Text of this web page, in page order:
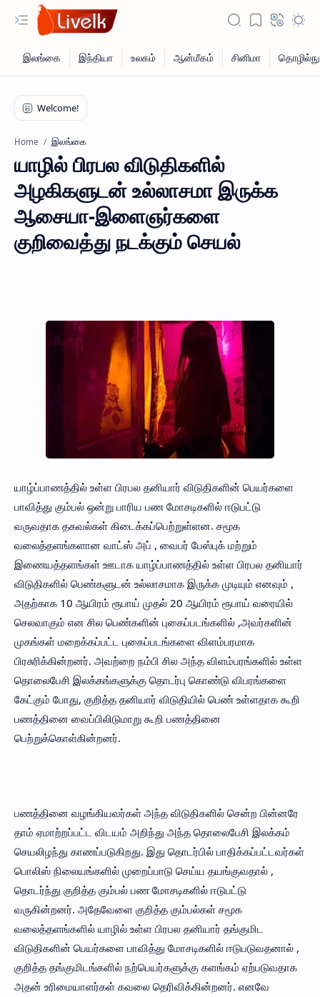
Home இலங்கை
யாழில் பிரபல விடுதிகளில்
அழகிகளுடன் உல்லாசமா இருக்க
ஆசையா-இளைஞர்களை
குறிவைத்து நடக்கும் செயல்
யாழ்ப்பாணத்தில் உள்ள பிரபல தனியார் விடுதிகளின் பெயர்களை
பாவித்து கும்பல் ஒன்று பாரிய பண மோசடிகளில் ஈடுபட்டு
வருவதாக தகவல்கள் கிடைக்கப்பெற்றுள்ளன. சமூக
வலைத்தளங்களான வாட்ஸ் அப் , வைபர் பேஸ்புக் மற்றும்
இணையத்தளங்கள் ஊடாக யாழ்ப்பாணத்தில் உள்ள பிரபல தனியார்
விடுதிகளில் பெண்களுடன் உல்லாசமாக இருக்க முடியும் எனவும் ,
அதற்காக 10 ஆயிரம் ரூபாய் முதல் 20 ஆயிரம் ரூபாய் வரையில்
செலவாகும் என சில பெண்களின் புகைப்படங்களில் ,அவர்களின்
முகங்கள் மறைக்கப்பட்ட புகைப்படங்களை விளம்பரமாக
பிரசுரிக்கின்றனர். அவற்றை நம்பி சில அந்த விளம்பரங்களில் உள்ள
தொலைபேசி இலக்கங்களுக்கு தொடர்பு கொண்டு விபரங்களை
கேட்கும் போது, குறித்த தனியார் விடுதியில் பெண் உள்ளதாக கூறி
பணத்தினை வைப்பிலிடுமாறு கூறி பணத்தினை
பெற்றுக்கொள்கின்றனர்.
பணத்தினை வழங்கியவர்கள் அந்த விடுதிகளில் சென்ற பின்னரே
தாம் ஏமாற்றப்பட்ட விடயம் அறிந்து அந்த தொலைபேசி இலக்கம்
செயலிழந்து காணப்படுகிறது. இது தொடர்பில் பாதிக்கப்பட்டவர்கள்
பொலிஸ் நிலையங்களில் முறைப்பாடு செய்ய தயங்குவதால் ,
தொடர்ந்து குறித்த கும்பல் பண மோசடிகளில் ஈடுபட்டு
வருகின்றனர். அதேவேளை குறித்த கும்பல்கள் சமூக
வலைத்தளங்களில் யாழில் உள்ள பிரபல தனியார் தங்குமிட
விடுதிகளின் பெயர்களை பாவித்து மோசடிகளில் ஈடுபடுவதனால் ,
குறித்த தங்குமிடங்களில் நற்பெயர்களுக்கு களங்கம் ஏற்படுவதாக
அதன் உரிமையாளர்கள் கவலை தெரிவிக்கின்றனர். எனவே